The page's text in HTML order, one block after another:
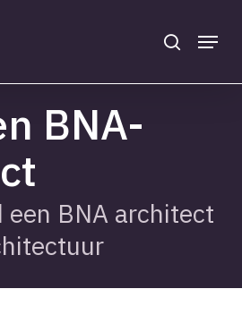
Menu
BNA-
een BNA architect
Close